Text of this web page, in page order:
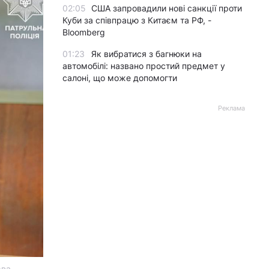
02:05 США запровадили нові санкції проти
Куби за співпрацю з Китаєм та РФ, -
Bloomberg
01:23
Як вибратися з багнюки на
автомобілі: названо простий предмет у
салоні, що може допомогти
Реклама